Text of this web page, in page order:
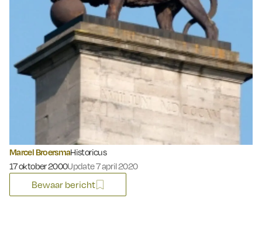
Zoek
Marcel BroersmaHistoricus
Gepubliceerd op:
17 oktober 2000Update 7 april 2020
Bewaar bericht